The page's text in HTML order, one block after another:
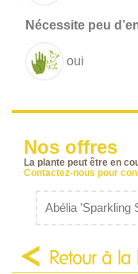
oui
Nos offres
La plante peut être en
Contactez-nous pour
Abélia 'Sparkling
Retour à la